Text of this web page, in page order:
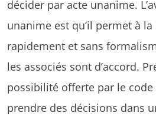
décider par acte unanime.
unanime est qu’il permet à la
rapidement et sans
les associés sont d’accord.
possibilité offerte par le
prendre des décisions dans